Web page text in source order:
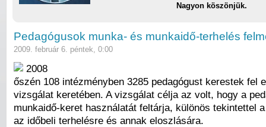
Nagyon köszönjük.
Pedagógusok munka- és munkaidő-terhelés
2009. február 6. péntek, 0:00
2008
őszén 108 intézményben 3285 pedagógust kerestek fel
vizsgálat keretében. A vizsgálat célja az volt, hogy a
munkaidő-keret használatát feltárja, különös tekintettel
az időbeli terhelésre és annak eloszlására.